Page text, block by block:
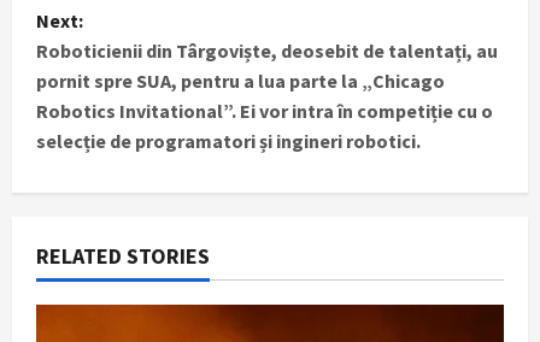
t
n
a
g
Next:
Roboticienii din Târgoviște, deosebit de talentați, au
pornit spre SUA, pentru a lua parte la „Chicago
Robotics Invitational”. Ei vor intra în competiție cu o
selecție de programatori și ingineri robotici.
RELATED STORIES